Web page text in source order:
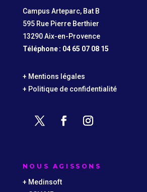
Campus Arteparc, Bat B
595 Rue Pierre Berthier
13290 Aix-en-Provence
Téléphone : 04 65 07 08 15
+ Mentions légales
+ Politique de confidentialité
NOUS AGISSONS
+ Medinsoft